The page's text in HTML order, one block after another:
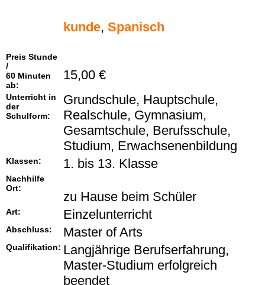
kunde, Spanisch
Preis Stunde
/
60 Minuten
ab:
15,00 €
Unterricht in
der
Schulform:
Grundschule, Hauptschule,
Realschule, Gymnasium,
Gesamtschule, Berufsschule,
Studium, Erwachsenenbildung
Klassen: 1. bis 13. Klasse
Nachhilfe
Ort:
zu Hause beim Schüler
Art: Einzelunterricht
Abschluss: Master of Arts
Qualifikation: Langjährige Berufserfahrung,
Master-Studium erfolgreich
beendet